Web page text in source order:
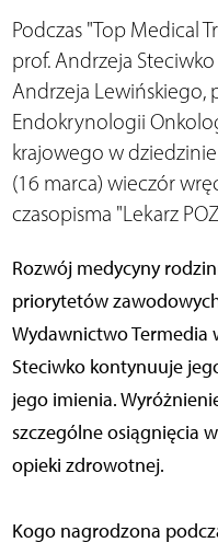
Podczas "Top Medical
prof. Andrzeja
Andrzeja Lewińskiego,
Endokrynologii
krajowego w
(16 marca) wieczór
czasopisma "Lekarz
Rozwój medycyny
priorytetów
Wydawnictwo Termedia
Steciwko kontynuuje
jego imienia.
szczególne osiągnięcia
opieki zdrowotnej.
Kogo nagrodzona